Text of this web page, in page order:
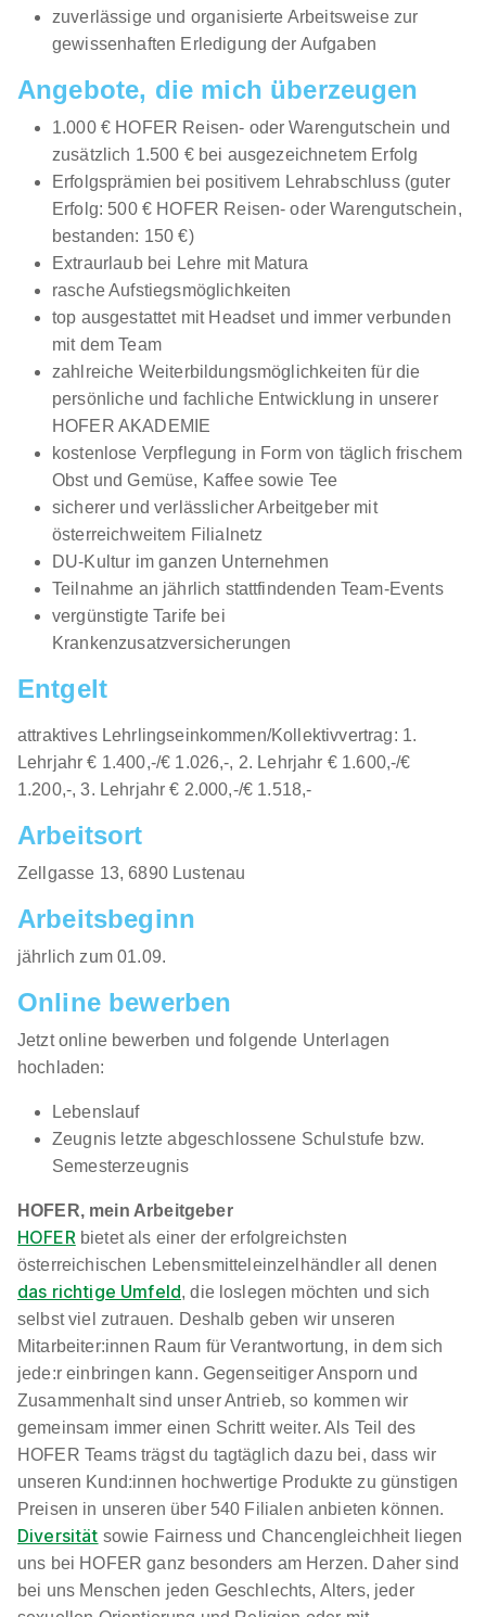
zuverlässige und organisierte Arbeitsweise zur
gewissenhaften Erledigung der Aufgaben
Angebote, die mich überzeugen
1.000 € HOFER Reisen- oder Warengutschein und
zusätzlich 1.500 € bei ausgezeichnetem Erfolg
Erfolgsprämien bei positivem Lehrabschluss (guter
Erfolg: 500 € HOFER Reisen- oder Warengutschein,
bestanden: 150 €)
Extraurlaub bei Lehre mit Matura
rasche Aufstiegsmöglichkeiten
top ausgestattet mit Headset und immer verbunden
mit dem Team
zahlreiche Weiterbildungsmöglichkeiten für die
persönliche und fachliche Entwicklung in unserer
HOFER AKADEMIE
kostenlose Verpflegung in Form von täglich frischem
Obst und Gemüse, Kaffee sowie Tee
sicherer und verlässlicher Arbeitgeber mit
österreichweitem Filialnetz
DU-Kultur im ganzen Unternehmen
Teilnahme an jährlich stattfindenden Team-Events
vergünstigte Tarife bei
Krankenzusatzversicherungen
Entgelt
attraktives Lehrlingseinkommen/Kollektivvertrag: 1.
Lehrjahr € 1.400,-/€ 1.026,-, 2. Lehrjahr € 1.600,-/€
1.200,-, 3. Lehrjahr € 2.000,-/€ 1.518,-
Arbeitsort
​Zellgasse 13, 6890 Lustenau​​
Arbeitsbeginn
jährlich zum 01.09.​
Online bewerben
Jetzt online bewerben und folgende Unterlagen
hochladen:
Lebenslauf
Zeugnis letzte abgeschlossene Schulstufe bzw.
Semesterzeugnis
HOFER, mein Arbeitgeber
HOFER bietet als einer der erfolgreichsten
österreichischen Lebensmitteleinzelhändler all denen
das richtige Umfeld, die loslegen möchten und sich
selbst viel zutrauen. Deshalb geben wir unseren
Mitarbeiter:innen Raum für Verantwortung, in dem sich
jede:r einbringen kann. Gegenseitiger Ansporn und
Zusammenhalt sind unser Antrieb, so kommen wir
gemeinsam immer einen Schritt weiter. Als Teil des
HOFER Teams trägst du tagtäglich dazu bei, dass wir
unseren Kund:innen hochwertige Produkte zu günstigen
Preisen in unseren über 540 Filialen anbieten können.
Diversität sowie Fairness und Chancengleichheit liegen
uns bei HOFER ganz besonders am Herzen. Daher sind
bei uns Menschen jeden Geschlechts, Alters, jeder